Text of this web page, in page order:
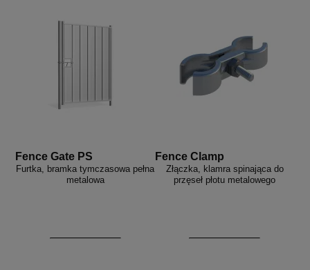
Fence Gate PS
Furtka, bramka tymczasowa pełna
metalowa
Fence Clamp
Złączka, klamra spinająca do
przęseł płotu metalowego